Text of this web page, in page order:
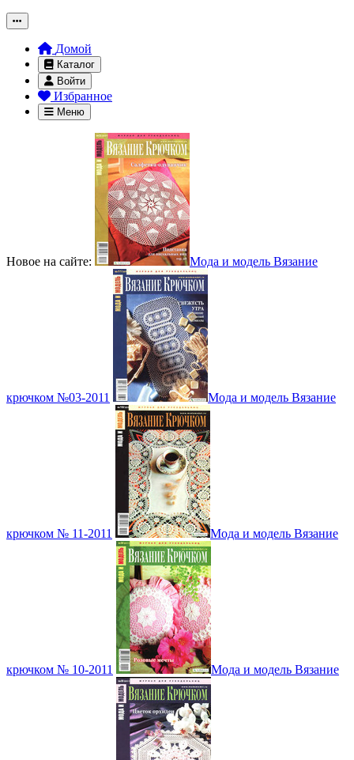
Домой
Каталог
Войти
Избранное
Меню
Новое на сайте: Мода и модель Вязание
крючком №03-2011 Мода и модель Вязание
крючком № 11-2011 Мода и модель Вязание
крючком № 10-2011 Мода и модель Вязание